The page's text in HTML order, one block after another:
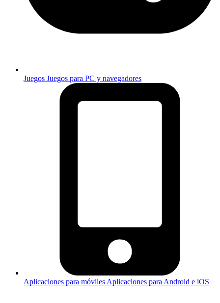
Juegos Juegos para PC y navegadores
Aplicaciones para móviles Aplicaciones para Android e iOS